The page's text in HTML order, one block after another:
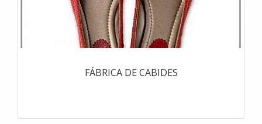
FÁBRICA DE CABIDES